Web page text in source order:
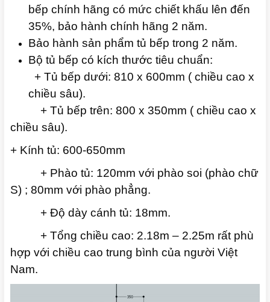
bếp chính hãng có mức chiết khấu lên đến
35%, bảo hành chính hãng 2 năm.
Bảo hành sản phẩm tủ bếp trong 2 năm.
Bộ tủ bếp có kích thước tiêu chuẩn:
+ Tủ bếp dưới: 810 x 600mm ( chiều cao x
chiều sâu).
+ Tủ bếp trên: 800 x 350mm ( chiều cao x
chiều sâu).
+ Kính tủ: 600-650mm
+ Phào tủ: 120mm với phào soi (phào chữ
S) ; 80mm với phào phẳng.
+ Độ dày cánh tủ: 18mm.
+ Tổng chiều cao: 2.18m – 2.25m rất phù
hợp với chiều cao trung bình của người Việt
Nam.